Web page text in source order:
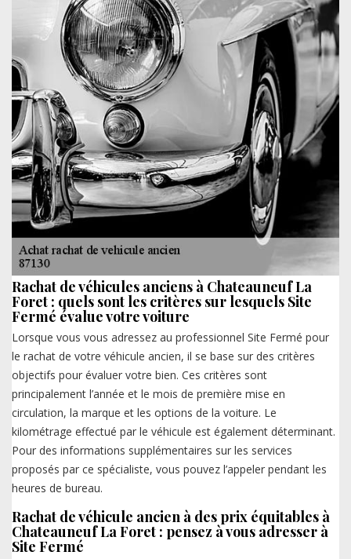
Rachat de véhicules anciens à Chateauneuf La
Foret : quels sont les critères sur lesquels Site
Fermé évalue votre voiture
Lorsque vous vous adressez au professionnel Site Fermé pour
le rachat de votre véhicule ancien, il se base sur des critères
objectifs pour évaluer votre bien. Ces critères sont
principalement l’année et le mois de première mise en
circulation, la marque et les options de la voiture. Le
kilométrage effectué par le véhicule est également déterminant.
Pour des informations supplémentaires sur les services
proposés par ce spécialiste, vous pouvez l’appeler pendant les
heures de bureau.
Rachat de véhicule ancien à des prix équitables à
Chateauneuf La Foret : pensez à vous adresser à
Site Fermé